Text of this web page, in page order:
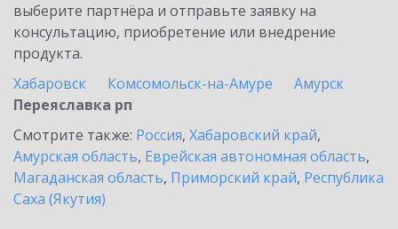
выберите партнёра и отправьте заявку на
консультацию, приобретение или внедрение
продукта.
Хабаровск
Комсомольск-на-Амуре
Амурск
Переяславка рп
Смотрите также: Россия, Хабаровский край,
Амурская область, Еврейская автономная область,
Магаданская область, Приморский край, Республика
Саха (Якутия)